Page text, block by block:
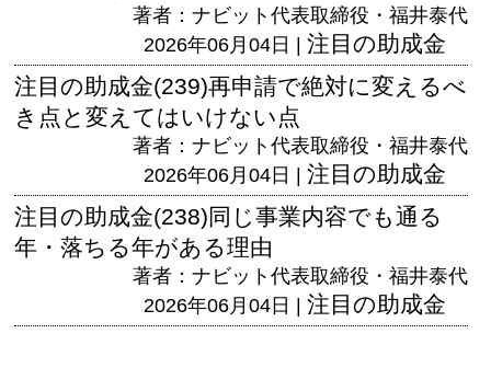
著者：ナビット代表取締役・福井泰代
2026年06月04日 | 注目の助成金
注目の助成金(239)再申請で絶対に変えるべ
き点と変えてはいけない点
著者：ナビット代表取締役・福井泰代
2026年06月04日 | 注目の助成金
注目の助成金(238)同じ事業内容でも通る
年・落ちる年がある理由
著者：ナビット代表取締役・福井泰代
2026年06月04日 | 注目の助成金